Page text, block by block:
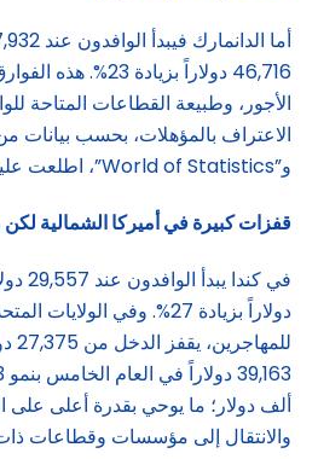
46,716 دولاراً
الأجور، وطبيعة القطاعات المتاحة
و”World of Statistics”، اطلعت عليه “العربية Business”.
قفزات كبيرة في أميركا الشمالية
دولاراً بزيادة 27%. وفي
ألف دولار؛ ما يوحي بقدرة أعلى
والانتقال إلى مؤسسات وقطاعات